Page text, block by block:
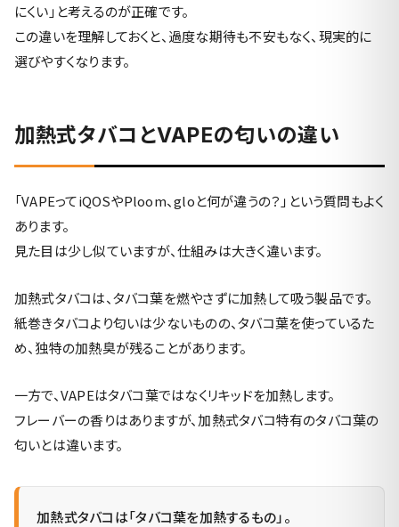
にくい」と考えるのが正確です。
この違いを理解しておくと、過度な期待も不安もなく、現実的に
選びやすくなります。
加熱式タバコとVAPEの匂いの違い
「VAPEってiQOSやPloom、gloと何が違うの？」という質問もよく
あります。
見た目は少し似ていますが、仕組みは大きく違います。
加熱式タバコは、タバコ葉を燃やさずに加熱して吸う製品です。
紙巻きタバコより匂いは少ないものの、タバコ葉を使っているた
め、独特の加熱臭が残ることがあります。
一方で、VAPEはタバコ葉ではなくリキッドを加熱します。
フレーバーの香りはありますが、加熱式タバコ特有のタバコ葉の
匂いとは違います。
加熱式タバコは「タバコ葉を加熱するもの」。